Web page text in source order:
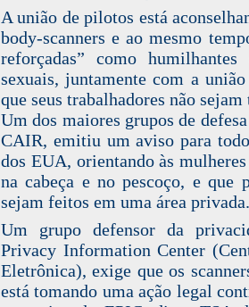
Aunião de pilotos está
body-scanners e ao mesmo
reforçadas” como
sexuais, juntamente com a
que seus trabalhadores não
Um dos maiores grupos de
CAIR, emitiu um aviso para
dos EUA, orientando às
na cabeça e no pescoço, e que
sejam feitos em uma área privada.
Um grupo defensor da
Privacy Information Center
Eletrônica), exige que os
está tomando uma ação legal